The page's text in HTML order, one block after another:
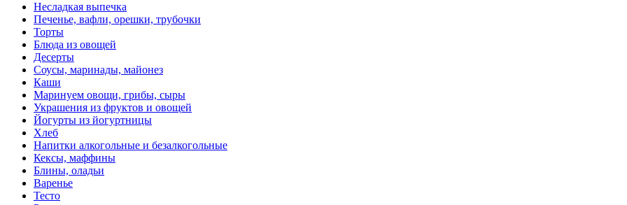
Несладкая выпечка
Печенье, вафли, орешки, трубочки
Торты
Блюда из овощей
Десерты
Соусы, маринады, майонез
Каши
Маринуем овощи, грибы, сыры
Украшения из фруктов и овощей
Йогурты из йогуртницы
Хлеб
Напитки алкогольные и безалкогольные
Кексы, маффины
Блины, оладьи
Варенье
Тесто